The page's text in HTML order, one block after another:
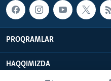
PROQRAMLAR
HAQQIMIZDA